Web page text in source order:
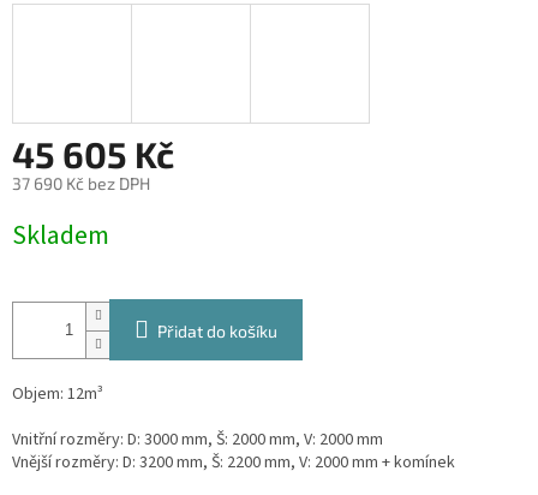
45 605 Kč
37 690 Kč bez DPH
cena:
Skladem
Přidat do košíku
Objem: 12m³
Vnitřní rozměry: D: 3000 mm, Š: 2000 mm, V: 2000 mm
Vnější rozměry: D: 3200 mm, Š: 2200 mm, V: 2000 mm + komínek